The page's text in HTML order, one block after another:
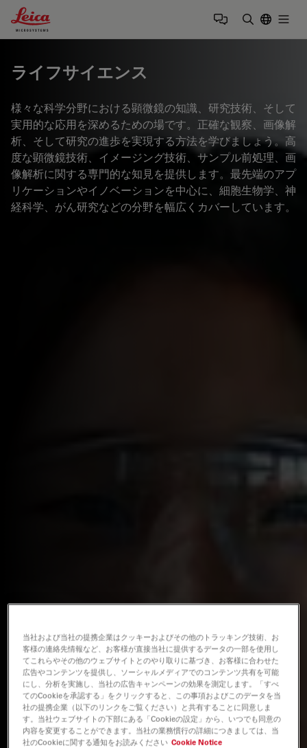
Leica Microsystems Logo
ライフサイエンス
様々な科学分野における顕微鏡の知識、研究技術、そして
実用的な応用を深めるための場です。正確な観察、画像解
析、そして研究の進歩を実現する方法を学びましょう。高
度な顕微鏡技術、イメージング技術、サンプル前処理、画
像解析に関する専門的な知見を提供します。最先端のアプ
リケーションやイノベーションを中心に、細胞生物学、神
経科学、がん研究などの分野を幅広くカバーしています。
当社および当社の提携企業はクッキーおよびその他のトラッキング技術、お
客様の連絡先情報など、お客様が直接当社に提供するデータの一部を使用し
てこれらやその他のウェブサイトとのやり取りに基づき、お客様に合わせた
広告やコンテンツを提供し、ソーシャルメディアでのコンテンツ共有を可能
にし、分析を実施し、当社の広告キャンペーンの効果を測定します。「すべ
てのCookieを承認する」をクリックすると、この事項およびこのデータを当
社の提携企業（以下のリンクをご覧ください）と共有することに同意しま
す。当社ウェブサイトの下部にある「Cookieの設定」から、いつでも同意の
内容を変更することができます。当社の業務慣行の詳細につきましては、当
社のCookieに関する通知をお読みください Cookie Notice